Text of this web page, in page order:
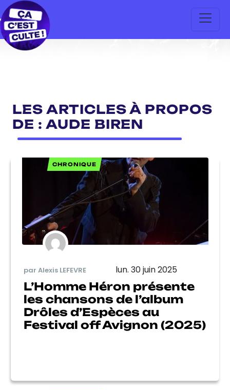
LES ARTICLES À PROPOS
DE : AUDE BIREN
CHRONIQUE
par Alexis LEFEVRE lun. 30 juin 2025
L’Homme Héron présente
les chansons de l’album
Drôles d’Espèces au
Festival off Avignon (2025)